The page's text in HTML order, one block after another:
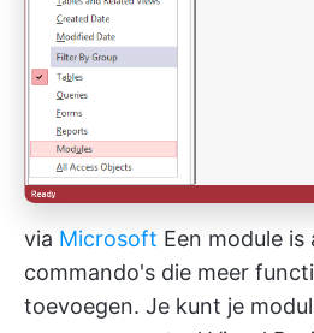
via Microsoft Een module is
commando's die meer
toevoegen. Je kunt je